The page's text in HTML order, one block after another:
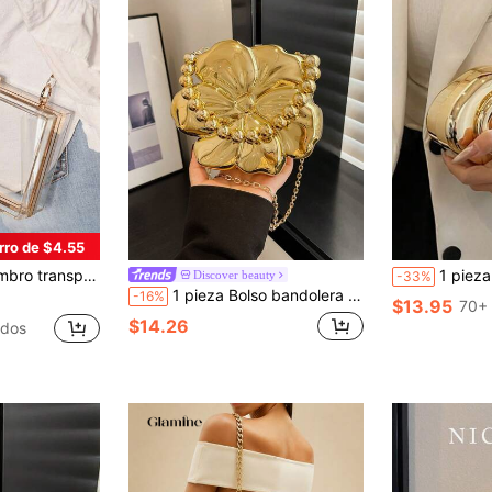
de $4.55
clutch de noche, bolso de mano con cadenas doradas para mujeres
Discover beauty
-16% 1 pieza Bolso bandolera de unicolor dorado, cadena desmontable, cierre magnético, bolso sin forro, bolso de noche con flor de acrílico estilo Y2K, adecuado para mujeres
$14.26
-33% 1 pieza Bolso de mano minimalista, casual, vintage y
$13.95 70+